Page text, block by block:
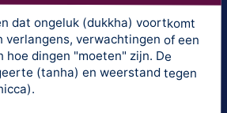
dat ongeluk (dukkha) voortkomt
verlangens, verwachtingen of een
hoe dingen "moeten" zijn. De
(tanha) en weerstand tegen